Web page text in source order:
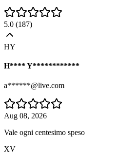
5.0 (187)
HY
H**** Y************
a******@live.com
Aug 08, 2026
Vale ogni centesimo speso
XV